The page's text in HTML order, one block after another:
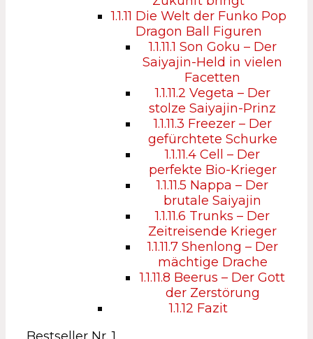
1.1.11 Die Welt der Funko Pop
Dragon Ball Figuren
1.1.11.1 Son Goku – Der
Saiyajin-Held in vielen
Facetten
1.1.11.2 Vegeta – Der
stolze Saiyajin-Prinz
1.1.11.3 Freezer – Der
gefürchtete Schurke
1.1.11.4 Cell – Der
perfekte Bio-Krieger
1.1.11.5 Nappa – Der
brutale Saiyajin
1.1.11.6 Trunks – Der
Zeitreisende Krieger
1.1.11.7Shenlong – Der
mächtige Drache
1.1.11.8 Beerus – Der Gott
der Zerstörung
1.1.12 Fazit